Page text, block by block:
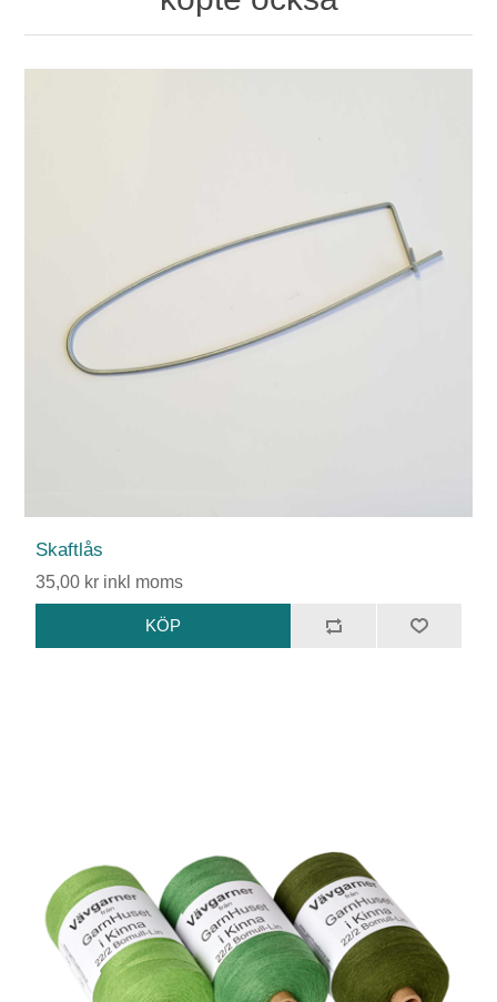
Skaftlås
35,00 kr inkl moms